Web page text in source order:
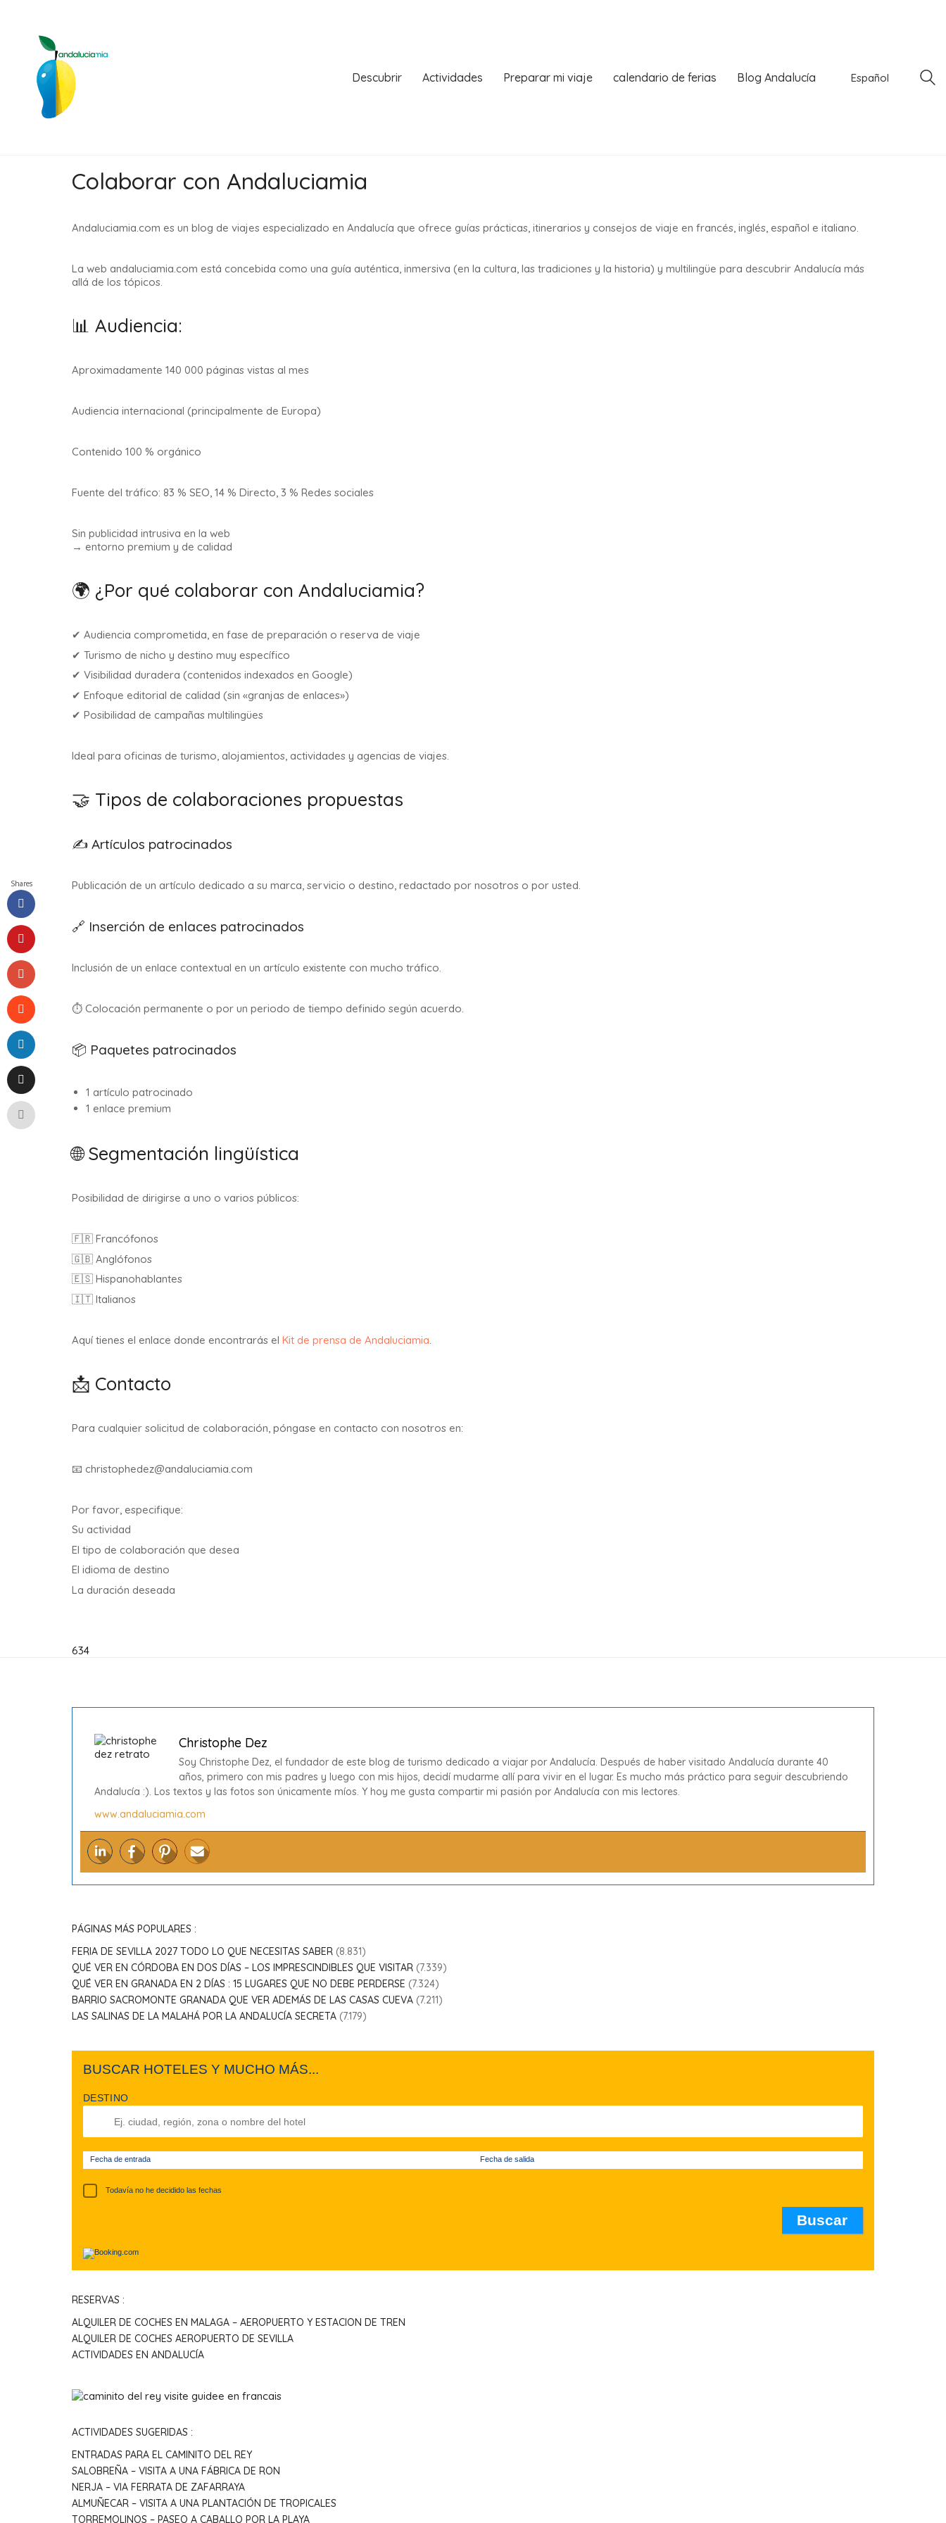
Descubrir Actividades Preparar mi viaje calendario de ferias Blog Andalucía Español
Colaborar con Andaluciamia
Andaluciamia.com es un blog de viajes especializado en Andalucía que ofrece guías prácticas, itinerarios y consejos de viaje en francés, inglés, español e italiano.
La web andaluciamia.com está concebida como una guía auténtica, inmersiva (en la cultura, las tradiciones y la historia) y multilingüe para descubrir Andalucía más
allá de los tópicos.
📊 Audiencia:
Aproximadamente 140 000 páginas vistas al mes
Audiencia internacional (principalmente de Europa)
Contenido 100 % orgánico
Fuente del tráfico: 83 % SEO, 14 % Directo, 3 % Redes sociales
Sin publicidad intrusiva en la web
→ entorno premium y de calidad
🌍 ¿Por qué colaborar con Andaluciamia?
✔ Audiencia comprometida, en fase de preparación o reserva de viaje
✔ Turismo de nicho y destino muy específico
✔ Visibilidad duradera (contenidos indexados en Google)
✔ Enfoque editorial de calidad (sin «granjas de enlaces»)
✔ Posibilidad de campañas multilingües
Ideal para oficinas de turismo, alojamientos, actividades y agencias de viajes.
🤝 Tipos de colaboraciones propuestas
✍️ Artículos patrocinados
Publicación de un artículo dedicado a su marca, servicio o destino, redactado por nosotros o por usted.
🔗 Inserción de enlaces patrocinados
Inclusión de un enlace contextual en un artículo existente con mucho tráfico.
⏱️ Colocación permanente o por un periodo de tiempo definido según acuerdo.
📦 Paquetes patrocinados
1 artículo patrocinado
1 enlace premium
🌐 Segmentación lingüística
Posibilidad de dirigirse a uno o varios públicos:
🇫🇷 Francófonos
🇬🇧 Anglófonos
🇪🇸 Hispanohablantes
🇮🇹 Italianos
Aquí tienes el enlace donde encontrarás el Kit de prensa de Andaluciamia
📩 Contacto
Para cualquier solicitud de colaboración, póngase en contacto con nosotros en:
📧 christophedez@andaluciamia.com
Por favor, especifique:
Su actividad
El tipo de colaboración que desea
El idioma de destino
La duración deseada
634
Christophe Dez
Soy Christophe Dez, el fundador de este blog de turismo dedicado a viajar por Andalucía. Después de haber visitado Andalucía durante 40
años, primero con mis padres y luego con mis hijos, decidí mudarme allí para vivir en el lugar. Es mucho más práctico para seguir descubriendo
Andalucía :). Los textos y las fotos son únicamente míos. Y hoy me gusta compartir mi pasión por Andalucía con mis lectores.
www.andaluciamia.com
PÁGINAS MÁS POPULARES :
FERIA DE SEVILLA 2027 TODO LO QUE NECESITAS SABER (8.831)
QUÉ VER EN CÓRDOBA EN DOS DÍAS – LOS IMPRESCINDIBLES QUE VISITAR (7.339)
QUÉ VER EN GRANADA EN 2 DÍAS : 15 LUGARES QUE NO DEBE PERDERSE (7.324)
BARRIO SACROMONTE GRANADA QUE VER ADEMÁS DE LAS CASAS CUEVA (7.211)
LAS SALINAS DE LA MALAHÁ POR LA ANDALUCÍA SECRETA (7.179)
BUSCAR HOTELES Y MUCHO MÁS...
DESTINO
Fecha de entrada Fecha de salida
Todavía no he decidido las fechas
RESERVAS :
ALQUILER DE COCHES EN MALAGA – AEROPUERTO Y ESTACION DE TREN
ALQUILER DE COCHES AEROPUERTO DE SEVILLA
ACTIVIDADES EN ANDALUCÍA
ACTIVIDADES SUGERIDAS :
ENTRADAS PARA EL CAMINITO DEL REY
SALOBREÑA – VISITA A UNA FÁBRICA DE RON
NERJA – VIA FERRATA DE ZAFARRAYA
ALMUÑECAR – VISITA A UNA PLANTACIÓN DE TROPICALES
TORREMOLINOS – PASEO A CABALLO POR LA PLAYA
Shares